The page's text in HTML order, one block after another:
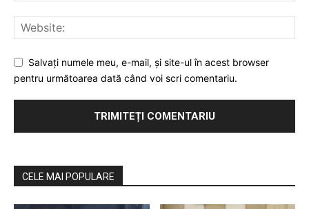
Salvaţi numele meu, e-mail, şi site-ul în acest browser
pentru următoarea dată când voi scri comentariu.
CELE MAI POPULARE